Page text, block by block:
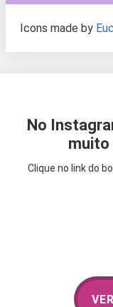
Icons made by
No
muito
Clique no link do